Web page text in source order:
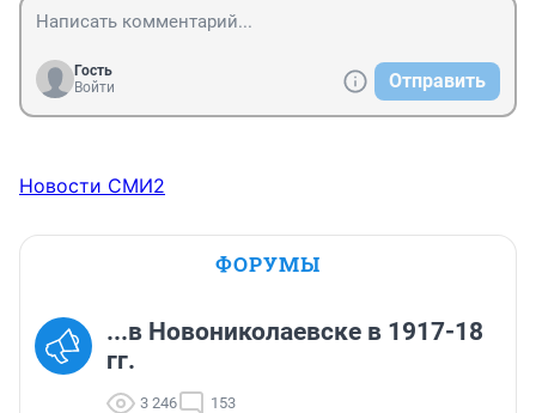
Гость
Войти
Отправить
Новости СМИ2
ФОРУМЫ
...в Новониколаевске в 1917-18
гг.
3 246 153